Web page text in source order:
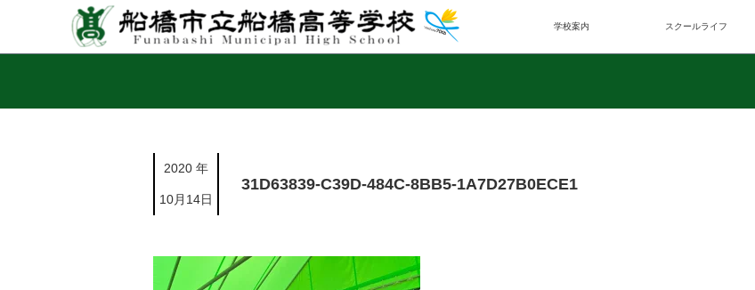
学校案内 スクールライフ
2020 年
10月14日
31D63839-C39D-484C-8BB5-1A7D27B0ECE1